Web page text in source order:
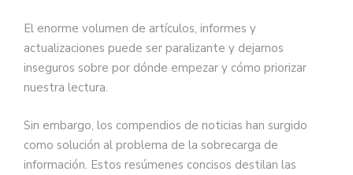
El enorme volumen de artículos, informes y
actualizaciones puede ser paralizante y dejarnos
inseguros sobre por dónde empezar y cómo priorizar
nuestra lectura.
Sin embargo, los compendios de noticias han surgido
como solución al problema de la sobrecarga de
información. Estos resúmenes concisos destilan las